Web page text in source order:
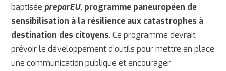
baptisée preparEU, programme paneuropéen de
sensibilisation à la résilience aux catastrophes à
destination des citoyens. Ce programme devrait
prévoir le développement d’outils pour mettre en place
une communication publique et encourager